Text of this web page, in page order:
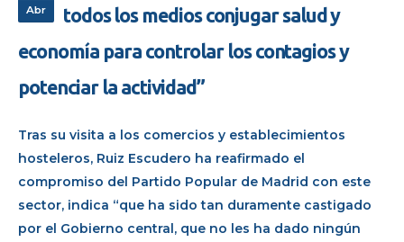
Abr
todos los medios conjugar salud y
economía para controlar los contagios y
potenciar la actividad”
Tras su visita a los comercios y establecimientos
hosteleros, Ruiz Escudero ha reafirmado el
compromiso del Partido Popular de Madrid con este
sector, indica “que ha sido tan duramente castigado
por el Gobierno central, que no les ha dado ningún